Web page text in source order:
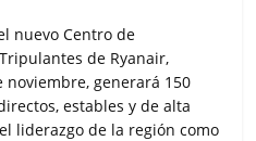
nuevo Centro de
de Ryanair,
generará 150
estables y de alta
liderazgo de la región como